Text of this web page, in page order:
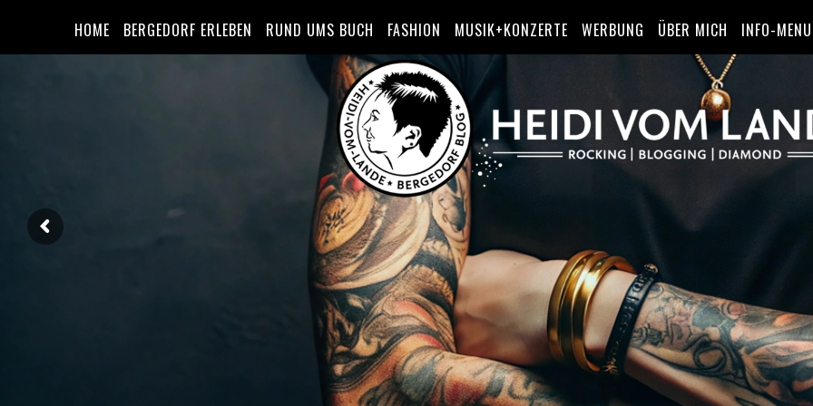
HOME BERGEDORF ERLEBEN RUND UMS BUCH FASHION MUSIK+KONZERTE WERBUNG ÜBER MICH INFO-